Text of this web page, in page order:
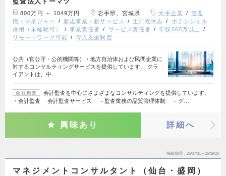
800万円 ～ 1049万円 岩手県、宮城県 大手企業
管理
職・マネジャー
新規事業・新サービス 土日祝休み
ポテンシャル
採用（未経験可）
事業責任者 サービス責任者
年収600万以上
リモートワーク可能
育児支援制度
公共（官公庁・公的機関等）・地方自治体および民間企業に
対するコンサルティングサービスを提供しています。 クラ
イアントは、中…
会社概要
会計監査を中心にさまざまなコンサルティングを提供しています。
・会計監査 会計監査サービス －監査業務の品質管理体制 －グ…
興味あり 詳細へ
掲載期間 26/07/31～26/08/20
マネジメントコンサルタント（仙台・盛岡）